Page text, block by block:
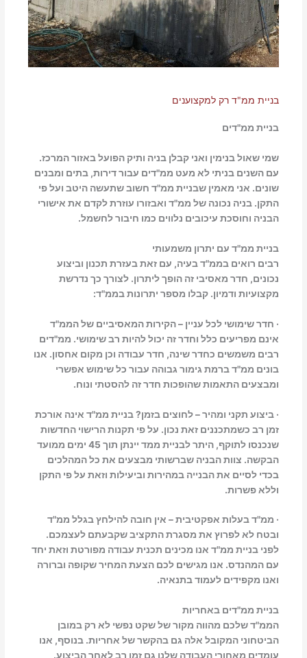
בניית ממ"ד רק למקצוענים
בניית ממ"דים
שמי שאול בנימין ואני קבלן בניה ותיק הפועל באזור המרכז.
עם השנים בניתי לא מעט ממ"דים עבור דירות, בתים ומבנים
שונים. אני מאמין שבניית ממ"ד חשוב שתעשה היטב ועל פי
התקן. בניה נכונה של ממ"ד ואבזורו עוזרת לקדם את אישורי
הבניה וחוסכת עיכובים נלווים כמו חיבור לחשמל.
בניית ממ"ד עם יתרון משמעותי
רבים רואים בממ"ד בעיה, עם זאת בעזרת תכנון וביצוע
נכונים, חדר מאסיבי זה הופך ליתרון. לצורך כך נדרשת
מקצועיות ודמיון. קבלו מספר יתרונות בממ"ד:
· חדר שימושי לכל עניין – הקירות המאסיביים של הממ"ד
אינם מפריעים כלל וחדר זה יכול להיות רב שימושי. ממ"דים
רבים משמשים כחדר שינה, חדר עבודה וכן מקום אחסון. אנו
בונים ממ"ד ברמת גימור גבוהה עבור כל שימוש אפשרי
ומבצעים התאמות שהופכות חדר זה להסטתי ונוח.
· ביצוע תקני ומהיר – לחוצים בזמן? בניית ממ"ד אינה אורכת
זמן רב כשמתכננים זאת נכון. על פי תקנות הרישוי החדשות
שנכנסו לתוקף, היתר לבניית ממד יינתן תוך 45 ימים ממועד
הבקשה. צוות הבניה שברשותי מבצעים את כל המהלכים
בכדי לסיים את הבנייה במהירות וביעילות וזאת על פי התקן
וללא פשרות.
· ממ"ד בעלות אפקטיבית – אין חובה להילחץ בגלל ממ"ד
ובטח לא לפרוץ את מסגרת התקציב שקבעתם לעצמכם.
לפני בניית ממ"ד אנו מכינים תכנית עבודה מפורטת וזאת יחד
עם המהנדס. אנו מגישים לכם הצעת המחיר שקופה וברורה
ואנו מקפידים לעמוד בתנאיה.
בניית ממ"דים באחריות
הממ"ד שלכם מהווה מקור של שקט נפשי לא רק במובן
הביטחוני המקובל אלה גם בהקשר של אחריות. בנוסף, אנו
עומדים מאחורי העבודה שלנו גם זמן רב לאחר הביצוע.